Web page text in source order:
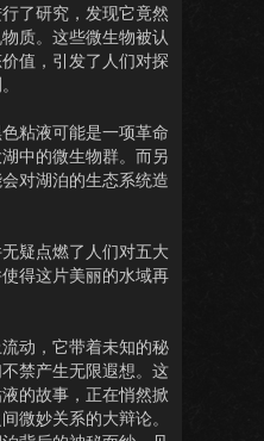
了研究，发现它竟然
质。这些微生物被认
值，引发了人们对探
粘液可能是一项革命
中的微生物群。而另
对湖泊的生态系统造
疑点燃了人们对五大
得这片美丽的水域再
动，它带着未知的秘
禁产生无限遐想。这
的故事，正在悄然掀
微妙关系的大辩论。